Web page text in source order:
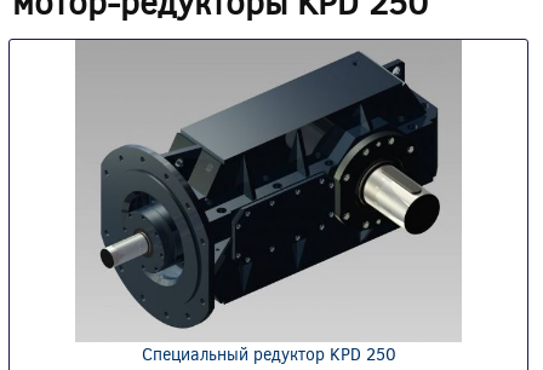
Специальный редуктор KPD 250